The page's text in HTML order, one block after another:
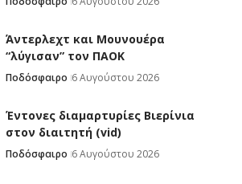
Άντερλεχτ και Μουνουέρα
“λύγισαν” τον ΠΑΟΚ
Ποδόσφαιρο 6 Αυγούστου 2026
Έντονες διαμαρτυρίες Βιερίνια
στον διαιτητή (vid)
Ποδόσφαιρο 6 Αυγούστου 2026